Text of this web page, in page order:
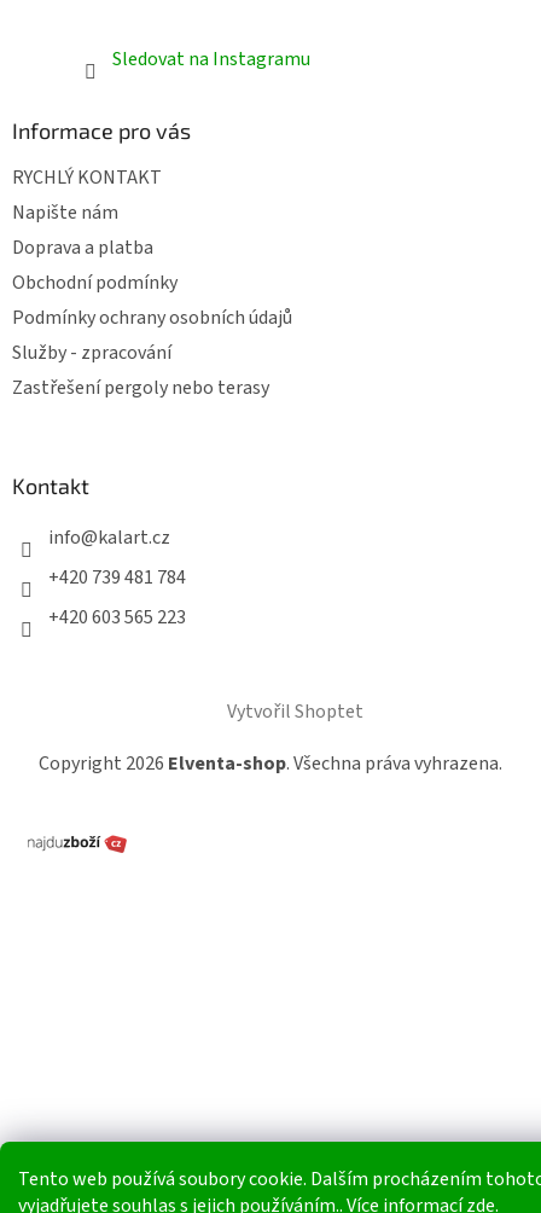
Tento web používá soubory cookie. Dalším procházením
vyjadřujete souhlas s jejich používáním.. Více informacízde.
Sledovat na Instagramu
Informace pro vás
RYCHLÝ KONTAKT
Napište nám
Doprava a platba
Obchodní podmínky
Podmínky ochrany osobních údajů
Služby - zpracování
Zastřešení pergoly nebo terasy
Kontakt
info@kalart.cz
+420 739 481 784
+420 603 565 223
Vytvořil Shoptet
Copyright 2026 Elventa-shop. Všechna práva vyhrazena.